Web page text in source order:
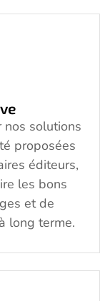
nos solutions
proposées
éditeurs,
les bons
et de
long terme.